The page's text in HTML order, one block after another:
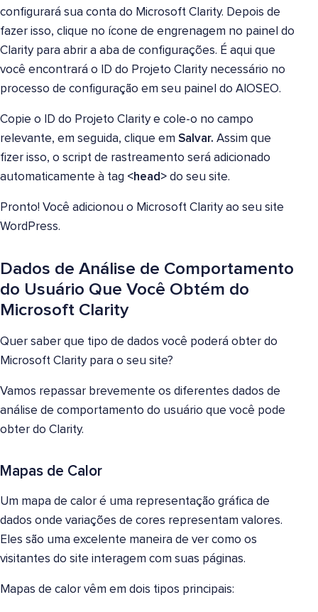
configurará sua conta do Microsoft Clarity. Depois de
fazer isso, clique no ícone de engrenagem no painel do
Clarity para abrir a aba de configurações. É aqui que
você encontrará o ID do Projeto Clarity necessário no
processo de configuração em seu painel do AIOSEO.
Copie o ID do Projeto Clarity e cole-o no campo
relevante, em seguida, clique em Salvar. Assim que
fizer isso, o script de rastreamento será adicionado
automaticamente à tag <head> do seu site.
Pronto! Você adicionou o Microsoft Clarity ao seu site
WordPress.
Dados de Análise de Comportamento
do Usuário Que Você Obtém do
Microsoft Clarity
Quer saber que tipo de dados você poderá obter do
Microsoft Clarity para o seu site?
Vamos repassar brevemente os diferentes dados de
análise de comportamento do usuário que você pode
obter do Clarity.
Mapas de Calor
Um mapa de calor é uma representação gráfica de
dados onde variações de cores representam valores.
Eles são uma excelente maneira de ver como os
visitantes do site interagem com suas páginas.
Mapas de calor vêm em dois tipos principais: